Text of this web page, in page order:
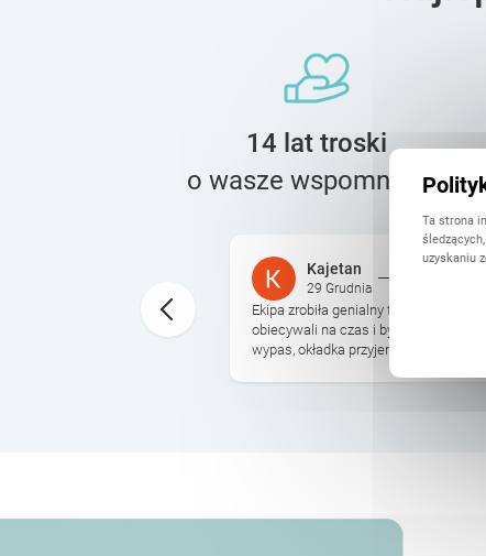
14 lat troski
o wasze wspomnienia
Kajetan
29 Grudnia
Ekipa zrobiła genialny fotoalbum na
obiecywali na czas i był prezent pod
wypas, okładka przyjemna, do tego
Ta strona
uzyskaniu